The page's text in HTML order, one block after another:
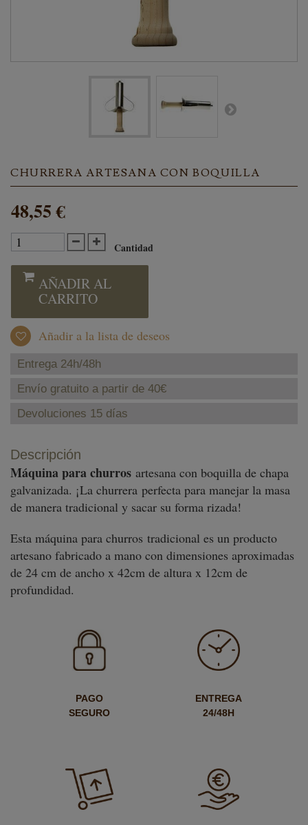
CHURRERA ARTESANA CON BOQUILLA
48,55 €
Cantidad
AÑADIR AL
CARRITO
Añadir a la lista de deseos
Entrega 24h/48h
Envío gratuito a partir de 40€
Devoluciones 15 días
Descripción
Máquina para churros artesana con boquilla de chapa
galvanizada. ¡La churrera perfecta para manejar la masa
de manera tradicional y sacar su forma rizada!
Esta máquina para churros tradicional es un producto
artesano fabricado a mano con dimensiones aproximadas
de 24 cm de ancho x 42cm de altura x 12cm de
profundidad.
PAGO
SEGURO
ENTREGA
24/48H